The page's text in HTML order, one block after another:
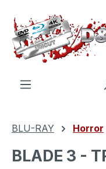
Zum Hauptinhalt
BLU-RAY Horror
BLADE 3 -